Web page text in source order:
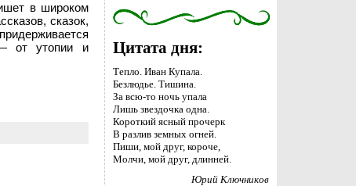
в широком
сказок,
— от утопии и
Цитата дня:
Тепло. Иван Купала.
Безлюдье. Тишина.
За всю-то ночь упала
Лишь звездочка одна.
Короткий ясный прочерк
В разлив земных огней.
Пиши, мой друг, короче,
Молчи, мой друг, длинней.
Юрий Ключников